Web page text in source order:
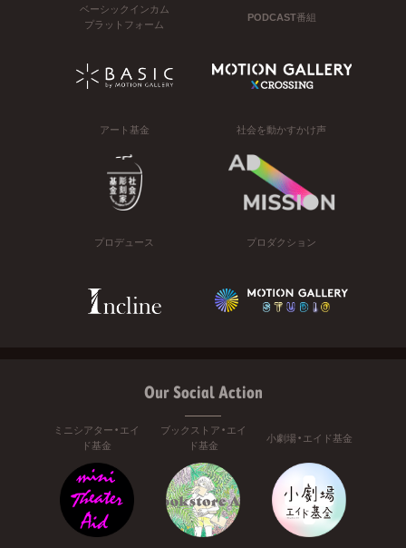
ベーシックインカム
プラットフォーム
PODCAST番組
アート基金 社会を動かすかけ声
プロデュース プロダクション
Our Social Action
ミニシアター・エイ
ド基金
ブックストア・エイ
ド基金
小劇場・エイド基金